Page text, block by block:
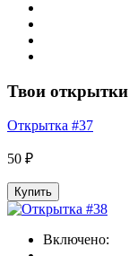
Твои открытки
Открытка #37
50 ₽
Купить
Включено: